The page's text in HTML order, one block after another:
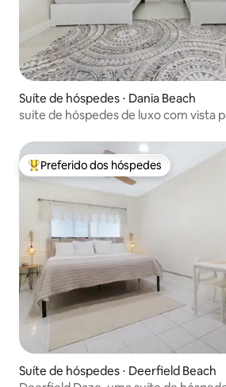
Suíte de hóspedes ⋅ Dania Beach
suíte de hóspedes de luxo com vista
Entre os melhores preferidos dos
Preferido dos hóspedes
Suíte de hóspedes ⋅ Deerfield Beach